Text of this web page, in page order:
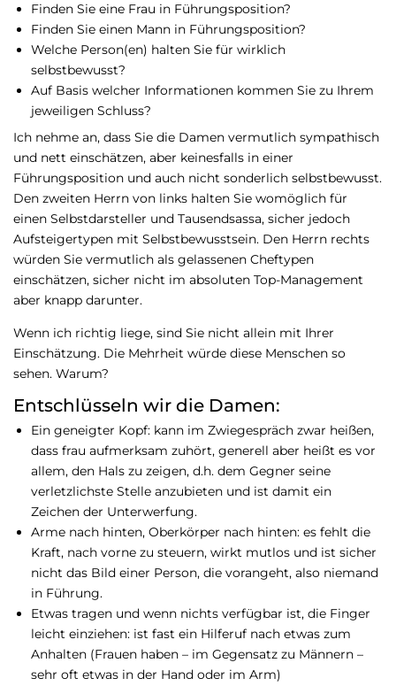
Finden Sie eine Frau in Führungsposition?
Finden Sie einen Mann in Führungsposition?
Welche Person(en) halten Sie für wirklich
selbstbewusst?
Auf Basis welcher Informationen kommen Sie zu Ihrem
jeweiligen Schluss?
Ich nehme an, dass Sie die Damen vermutlich sympathisch
und nett einschätzen, aber keinesfalls in einer
Führungsposition und auch nicht sonderlich selbstbewusst.
Den zweiten Herrn von links halten Sie womöglich für
einen Selbstdarsteller und Tausendsassa, sicher jedoch
Aufsteigertypen mit Selbstbewusstsein. Den Herrn rechts
würden Sie vermutlich als gelassenen Cheftypen
einschätzen, sicher nicht im absoluten Top-Management
aber knapp darunter.
Wenn ich richtig liege, sind Sie nicht allein mit Ihrer
Einschätzung. Die Mehrheit würde diese Menschen so
sehen. Warum?
Entschlüsseln wir die Damen:
Ein geneigter Kopf: kann im Zwiegespräch zwar heißen,
dass frau aufmerksam zuhört, generell aber heißt es vor
allem, den Hals zu zeigen, d.h. dem Gegner seine
verletzlichste Stelle anzubieten und ist damit ein
Zeichen der Unterwerfung.
Arme nach hinten, Oberkörper nach hinten: es fehlt die
Kraft, nach vorne zu steuern, wirkt mutlos und ist sicher
nicht das Bild einer Person, die vorangeht, also niemand
in Führung.
Etwas tragen und wenn nichts verfügbar ist, die Finger
leicht einziehen: ist fast ein Hilferuf nach etwas zum
Anhalten (Frauen haben – im Gegensatz zu Männern –
sehr oft etwas in der Hand oder im Arm)